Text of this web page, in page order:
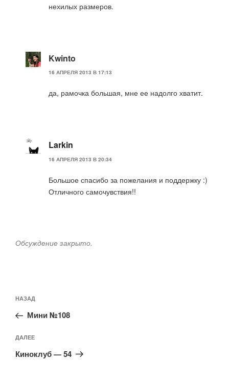
нехилых размеров.
Kwinto
16 АПРЕЛЯ 2013 В 17:13
да, рамочка большая, мне ее надолго хватит.
Larkin
16 АПРЕЛЯ 2013 В 20:34
Большое спасибо за пожелания и поддержку :)
Отличного самочувствия!!
Обсуждение закрыто.
по
записям
Предыдущая
запись:
НАЗАД
Мини №108
Следующая
запись
ДАЛЕЕ
Киноклуб — 54